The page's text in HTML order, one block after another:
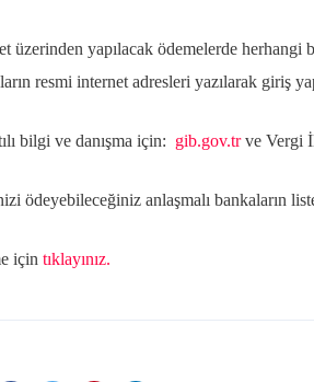
üzerinden yapılacak ödemelerde herhangi
resmi internet adresleri yazılarak giriş
bilgi ve danışma için: gib.gov.trve Vergi
ödeyebileceğiniz anlaşmalı bankaların
için tıklayınız.